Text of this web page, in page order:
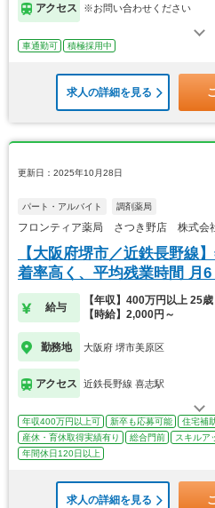
アクセス ※お問い合わせください
車通勤可 積極採用中
求人の詳細を見る
更新日：2025年10月28日
パート・アルバイト 調剤薬局
フロンティア薬局 さつき野店 株式会
【大阪府堺市／近鉄長野線
着率高く、平均残業時間 月6
給与
【年収】400万円以上 25
【時給】2,000円～
勤務地 大阪府 堺市美原区
アクセス 近鉄長野線 喜志駅
年収400万円以上可 新卒も応募可能
住宅補
産休・育休取得実績有り
総合門前 スキルア
年間休日120日以上
求人の詳細を見る